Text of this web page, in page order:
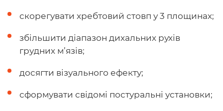
скорегувати хребтовий стовп у 3 площинах;
збільшити діапазон дихальних рухів
грудних м’язів;
досягти візуального ефекту;
сформувати свідомі постуральні установки;